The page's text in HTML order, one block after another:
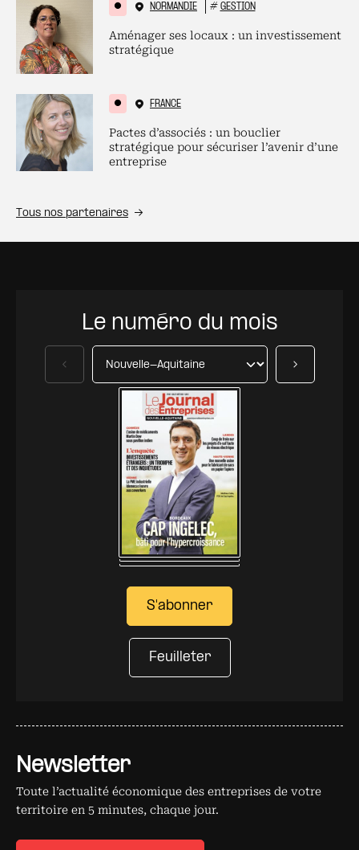
NORMANDIE # GESTION
Aménager ses locaux : un investissement
stratégique
FRANCE
Pactes d’associés : un bouclier
stratégique pour sécuriser l’avenir d’une
entreprise
Tous nos partenaires
Newsletter
Toute l’actualité économique des entreprises de votre
territoire en 5 minutes, chaque jour.
Le numéro du mois
S'abonner
Feuilleter
Précédent Suivant